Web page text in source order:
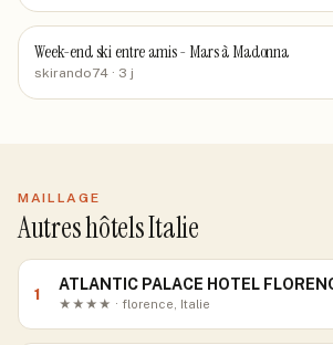
Week-end ski entre amis - Mars à Madonna
skirando74 · 3 j
MAILLAGE
Autres hôtels Italie
1
ATLANTIC PALACE HOTEL
★★★★ · florence, Italie